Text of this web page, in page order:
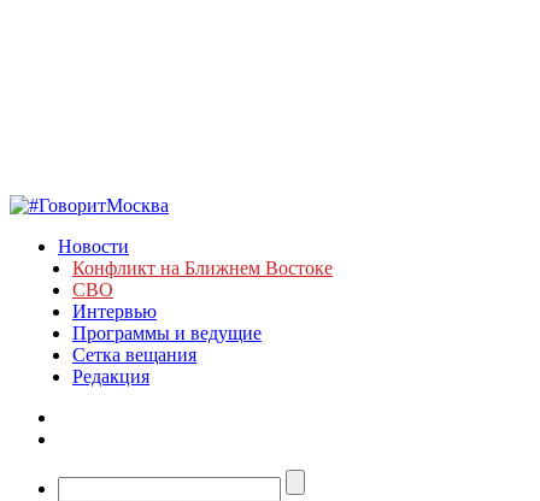
Новости
Конфликт на Ближнем Востоке
СВО
Интервью
Программы и ведущие
Сетка вещания
Редакция